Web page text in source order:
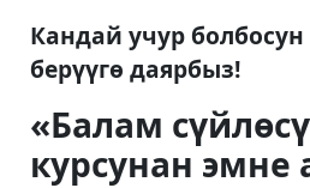
Кандай учур
берүүгө даярбыз!
«Балам
курсунан эмне